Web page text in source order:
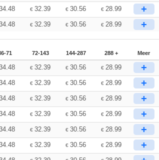
€32.39 €30.56 €28.99 +
€32.39 €30.56 €28.99 +
71 72-143 144-287 288 + Meer
€32.39 €30.56 €28.99 +
€32.39 €30.56 €28.99 +
€32.39 €30.56 €28.99 +
€32.39 €30.56 €28.99 +
€32.39 €30.56 €28.99 +
€32.39 €30.56 €28.99 +